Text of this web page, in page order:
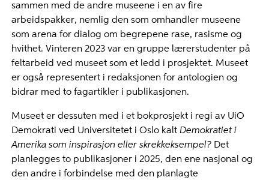
sammen med de andre museene i en av fire
arbeidspakker, nemlig den som omhandler museene
som arena for dialog om begrepene rase, rasisme og
hvithet. Vinteren 2023 var en gruppe lærerstudenter på
feltarbeid ved museet som et ledd i prosjektet. Museet
er også representert i redaksjonen for antologien og
bidrar med to fagartikler i publikasjonen.
Museet er dessuten med i et bokprosjekt i regi av UiO
Demokrati ved Universitetet i Oslo kalt Demokratiet i
Amerika som inspirasjon eller skrekkeksempel?Det
planlegges to publikasjoner i 2025, den ene nasjonal og
den andre i forbindelse med den planlagte